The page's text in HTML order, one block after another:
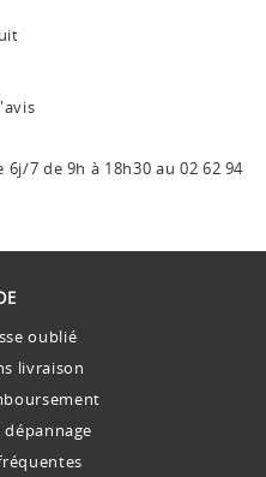
6j/7 de 9h à 18h30 au 02 62 94
oublié
livraison
dépannage